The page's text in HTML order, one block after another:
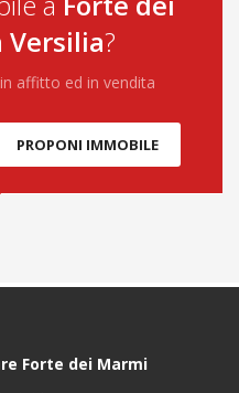
Versilia?
affitto ed in vendita
PROPONI IMMOBILE
Forte dei Marmi